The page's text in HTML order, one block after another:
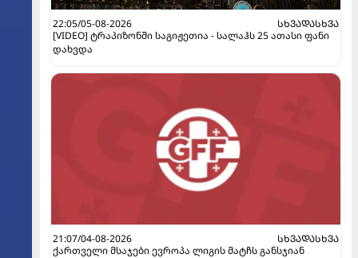
22:05/05-08-2026
ᲡᲮᲕᲐᲓᲐᲡᲮᲕᲐ
[VIDEO] ტრაპიზონში საგიჟეთია - სალაჰს 25 ათასი ფანი
დახვდა
21:07/04-08-2026
ᲡᲮᲕᲐᲓᲐᲡᲮᲕᲐ
ქართველი მსაჯები ევროპა ლიგის მატჩს განსჯიან